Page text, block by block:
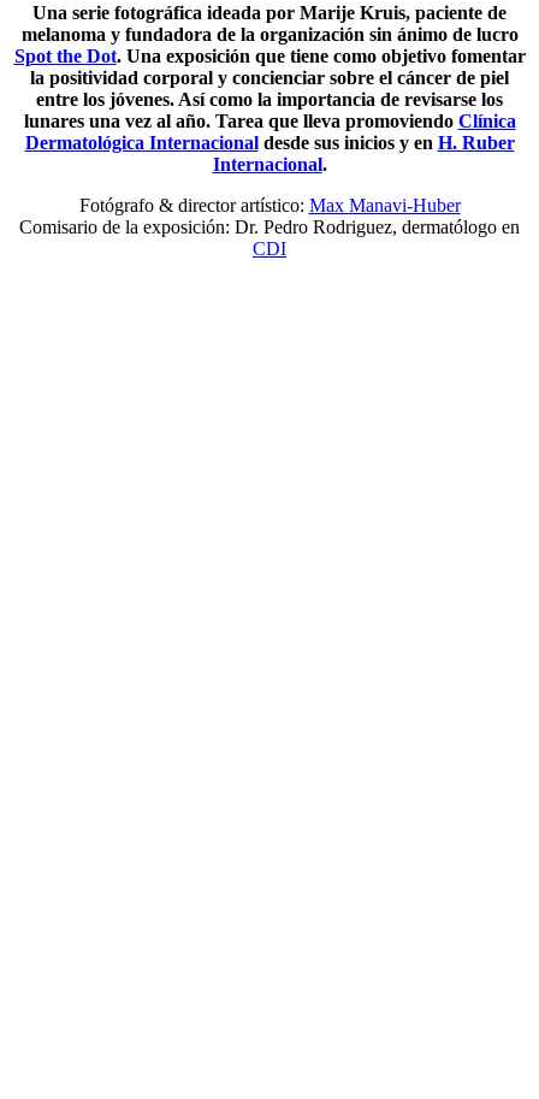
Una serie fotográfica ideada por Marije Kruis, paciente de
melanoma y fundadora de la organización sin ánimo de lucro
Spot the Dot. Una exposición que tiene como objetivo fomentar
la positividad corporal y concienciar sobre el cáncer de piel
entre los jóvenes. Así como la importancia de revisarse los
lunares una vez al año. Tarea que lleva promoviendo Clínica
Dermatológica Internacionaldesde sus inicios y en H. Ruber
Internacional.
Fotógrafo & director artístico: Max Manavi-Huber
Comisario de la exposición: Dr. Pedro Rodriguez, dermatólogo en
CDI